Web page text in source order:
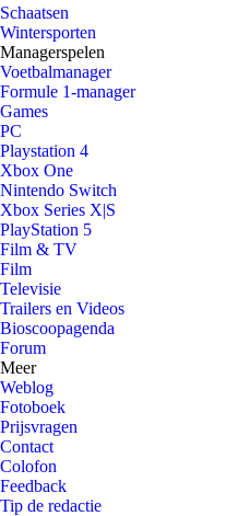
Schaatsen
Wintersporten
Managerspelen
Voetbalmanager
Formule 1-manager
Games
PC
Playstation 4
Xbox One
Nintendo Switch
Xbox Series X|S
PlayStation 5
Film & TV
Film
Televisie
Trailers en Videos
Bioscoopagenda
Forum
Meer
Weblog
Fotoboek
Prijsvragen
Contact
Colofon
Feedback
Tip de redactie